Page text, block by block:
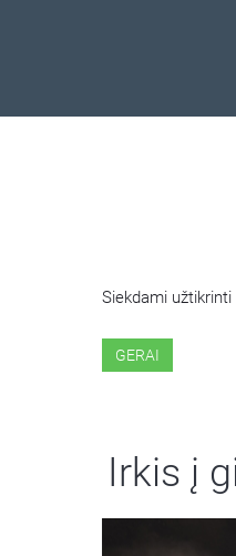
Siekdami
GERAI
Irkis į